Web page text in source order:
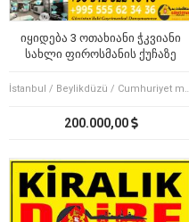
იყიდება 3 ოთახიანი ჭკვიანი
სახლი ფიროსმანის ქუჩაზე
İstanbul /
200.000,00